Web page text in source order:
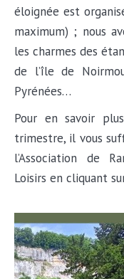
éloignée est
maximum) ; nous
les charmes des
de l’île de
Pyrénées…
Pour en savoir
trimestre, il vous
l’Association de
Loisirs en cliquant